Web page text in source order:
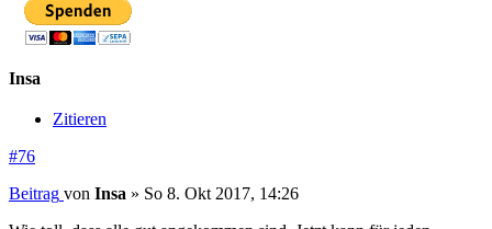
Insa
Zitieren
#76
Beitrag von Insa » So 8. Okt 2017, 14:26